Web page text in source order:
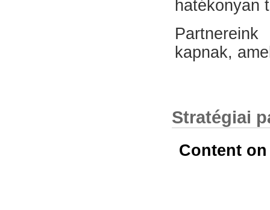
hatékonyan
kapnak,
Stratégiai
Content